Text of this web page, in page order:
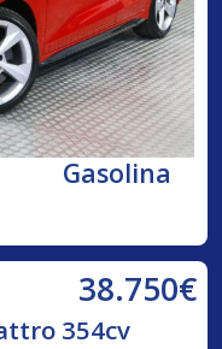
Gasolina
38.750€
354cv